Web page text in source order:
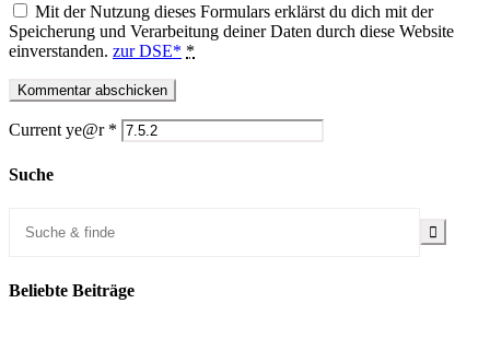
Mit der Nutzung dieses Formulars erklärst du dich mit der
Speicherung und Verarbeitung deiner Daten durch diese Website
einverstanden. zur DSE* *
Current ye@r *
Suche
Beliebte Beiträge